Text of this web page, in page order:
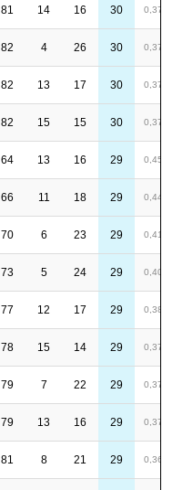
81 14 16 30 0,37
82 4 26 30 0,37
82 13 17 30 0,37
82 15 15 30 0,37
64 13 16 29 0,45
66 11 18 29 0,44
70 6 23 29 0,41
73 5 24 29 0,40
77 12 17 29 0,38
78 15 14 29 0,37
79 7 22 29 0,37
79 13 16 29 0,37
81 8 21 29 0,36